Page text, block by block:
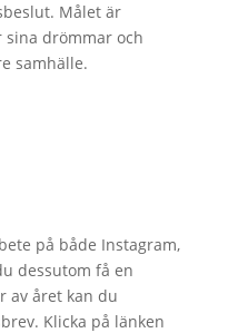
Målet är
sina drömmar och
samhälle.
på både Instagram,
dessutom få en
av året kan du
Klicka på länken